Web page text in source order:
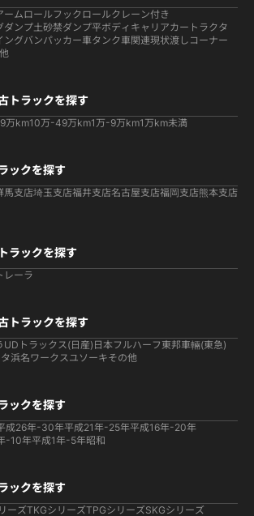
ームロールフックロールクレーン付き
ダンプ土砂禁ダンプ平ボディ キャリアカー トラクタ
ングバンパッカー車タンク車関連現状渡しコーナー
トラックを探す
万km10万-49万km1万-9万km1万km未満
ックを探す
馬支店埼玉支店福井支店名古屋支店福岡支店熊本支店
ラックを探す
レーラ
トラックを探す
UDトラックス(日産) 日本フルハーフ 東邦車輛(東急)
浜名ワークスユソーキその他
ックを探す
成26年-30年平成21年-25年平成16年-20年
-10年平成1年-5年昭和
ックを探す
ーズTKGシリーズTPGシリーズSKGシリーズ